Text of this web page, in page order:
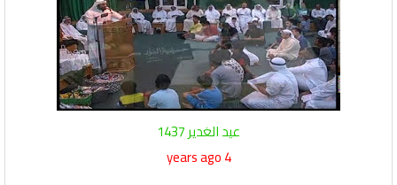
عيد الغدير 1437
4 years ago